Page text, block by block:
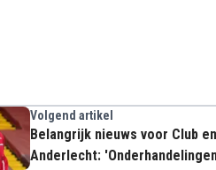
Volgend artikel
Belangrijk nieuws voor Club en
Anderlecht: